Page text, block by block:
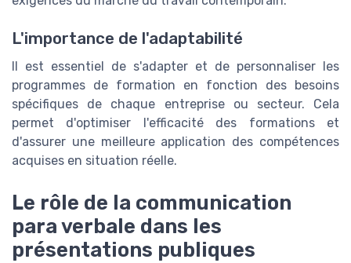
L'importance de l'adaptabilité
Il est essentiel de s'adapter et de personnaliser les
programmes de formation en fonction des besoins
spécifiques de chaque entreprise ou secteur. Cela
permet d'optimiser l'efficacité des formations et
d'assurer une meilleure application des compétences
acquises en situation réelle.
Le rôle de la communication
para verbale dans les
présentations publiques